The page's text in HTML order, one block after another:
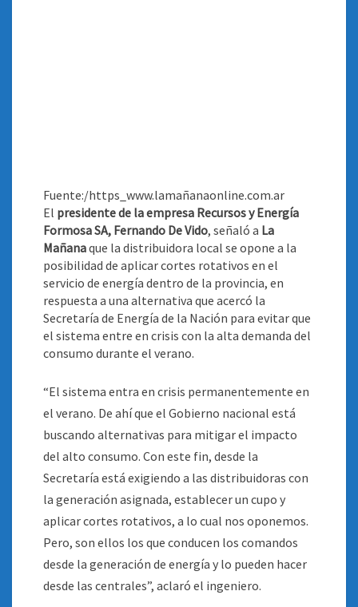
Fuente:/https_www.lamañanaonline.com.ar
El presidente de la empresa Recursos y Energía
Formosa SA, Fernando De Vido, señaló a La
Mañanaque la distribuidora local se opone a la
posibilidad de aplicar cortes rotativos en el
servicio de energía dentro de la provincia, en
respuesta a una alternativa que acercó la
Secretaría de Energía de la Nación para evitar que
el sistema entre en crisis con la alta demanda del
consumo durante el verano.
“El sistema entra en crisis permanentemente en
el verano. De ahí que el Gobierno nacional está
buscando alternativas para mitigar el impacto
del alto consumo. Con este fin, desde la
Secretaría está exigiendo a las distribuidoras con
la generación asignada, establecer un cupo y
aplicar cortes rotativos, a lo cual nos oponemos.
Pero, son ellos los que conducen los comandos
desde la generación de energía y lo pueden hacer
desde las centrales”, aclaró el ingeniero.